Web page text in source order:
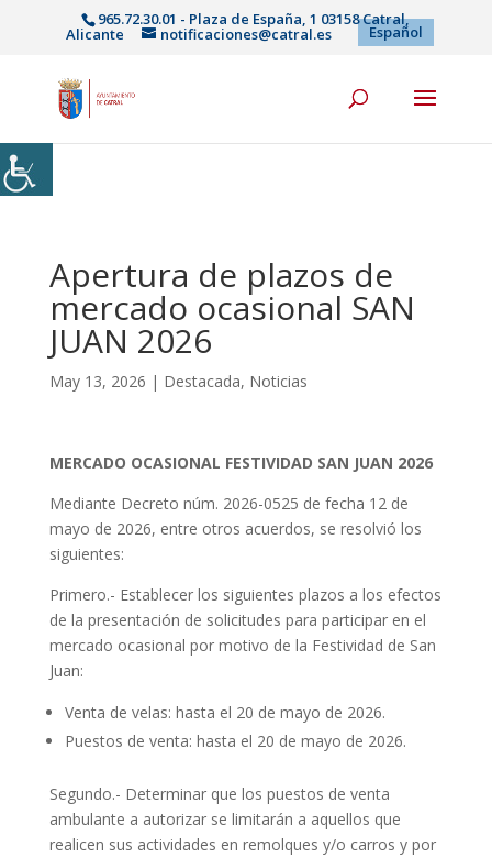
965.72.30.01 - Plaza de España, 1 03158 Catral,
Alicante notificaciones@catral.es Español
Apertura de plazos de
mercado ocasional SAN
JUAN 2026
May 13, 2026 | Destacada, Noticias
MERCADO OCASIONAL FESTIVIDAD SAN JUAN 2026
Mediante Decreto núm. 2026-0525 de fecha 12 de
mayo de 2026, entre otros acuerdos, se resolvió los
siguientes:
Primero.- Establecer los siguientes plazos a los efectos
de la presentación de solicitudes para participar en el
mercado ocasional por motivo de la Festividad de San
Juan:
Venta de velas: hasta el 20 de mayo de 2026.
Puestos de venta: hasta el 20 de mayo de 2026.
Segundo.- Determinar que los puestos de venta
ambulante a autorizar se limitarán a aquellos que
realicen sus actividades en remolques y/o carros y por